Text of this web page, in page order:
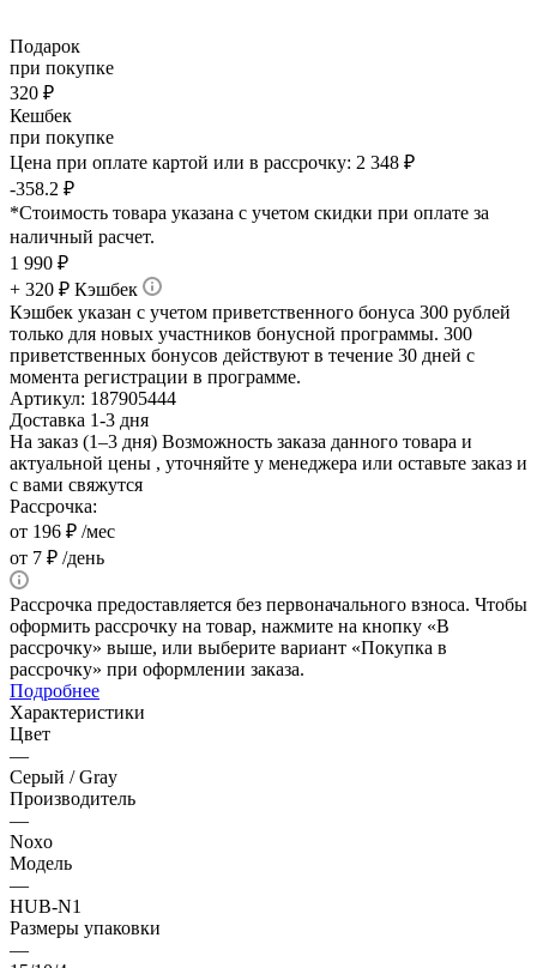
Подарок
при покупке
320 ₽
Кешбек
при покупке
Цена при оплате картой или в рассрочку: 2 348 ₽
-358.2 ₽
*Стоимость товара указана с учетом скидки при оплате за
наличный расчет.
1 990 ₽
+ 320 ₽ Кэшбек
Кэшбек указан с учетом приветственного бонуса 300 рублей
только для новых участников бонусной программы. 300
приветственных бонусов действуют в течение 30 дней с
момента регистрации в программе.
Артикул: 187905444
Доставка 1-3 дня
На заказ (1–3 дня) Возможность заказа данного товара и
актуальной цены , уточняйте у менеджера или оставьте заказ и
с вами свяжутся
Рассрочка:
от 196 ₽ /мес
от 7 ₽ /день
Рассрочка предоставляется без первоначального взноса. Чтобы
оформить рассрочку на товар, нажмите на кнопку «В
рассрочку» выше, или выберите вариант «Покупка в
рассрочку» при оформлении заказа.
Подробнее
Характеристики
Цвет
—
Серый / Gray
Производитель
—
Noxo
Модель
—
HUB-N1
Размеры упаковки
—